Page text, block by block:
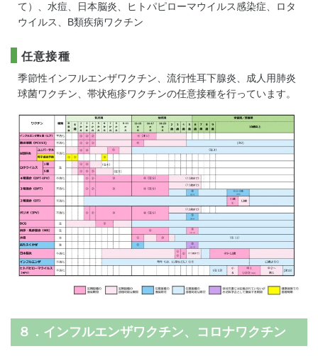
て）、水痘、日本脳炎、ヒトパピローマウイルス感染症、ロタ
ウイルス、B類疾病ワクチン
任意接種
季節性インフルエンザワクチン、流行性耳下腺炎、成人用肺炎
球菌ワクチン、帯状疱疹ワクチンの任意接種を行っています。
８．インフルエンザワクチン、コロナワクチン